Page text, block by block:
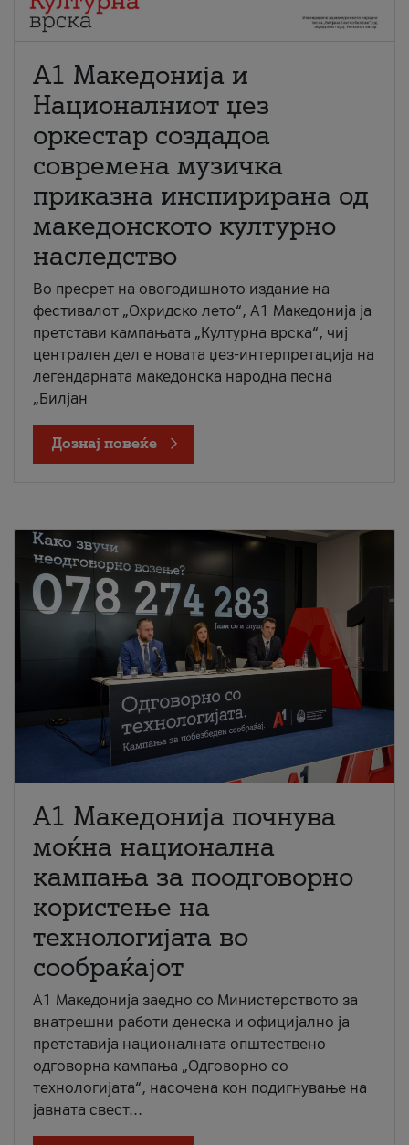
А1 Македонија и
Националниот џез
оркестар создадоа
современа музичка
приказна инспирирана од
македонското културно
наследство
Во пресрет на овогодишното издание на
фестивалот „Охридско лето“, А1 Македонија ја
претстави кампањата „Културна врска“, чиј
централен дел е новата џез-интерпретација на
легендарната македонска народна песна
„Билјан
Дознај повеќе
A1 Македонија почнува
моќна национална
кампања за поодговорно
користење на
технологијата во
сообраќајот
A1 Македонија заедно со Министерството за
внатрешни работи денеска и официјално ја
претставија националната општествено
одговорна кампања „Одговорно со
технологијата“, насочена кон подигнување на
јавната свест...